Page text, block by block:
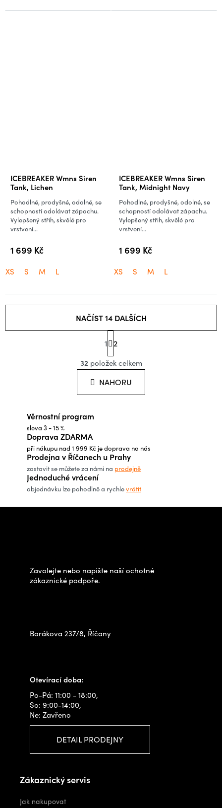
ICEBREAKER Wmns Siren
Tank, Lichen
1 699 Kč
Pohodlné, prodyšné, odolné, se
schopností odolávat zápachu.
Vylepšený střih, skvělé pro
vrstvení...
XS S M L
ICEBREAKER Wmns Siren
Tank, Midnight Navy
1 699 Kč
Pohodlné, prodyšné, odolné, se
schopností odolávat zápachu.
Vylepšený střih, skvělé pro
vrstvení...
XS S M L
O
v
l
á
í
p
r
v
k
y
s
NAČÍST 14 DALŠÍCH
S
t
r
á
n
k
1
2
32 položek celkem
NAHORU
Věrnostní program
sleva 3 - 15 %
Doprava ZDARMA
při nákupu nad 1 999 Kč je doprava na nás
Prodejna v Říčanech u Prahy
zastavit se můžete za námi na prodejně
Jednoduché vrácení
objednávku lze pohodlně a rychlevrátit
Z
Zavolejte nebo napište naší ochotné
zákaznické podpoře.
Barákova 237/8, Říčany
Otevírací doba:
Po-Pá: 11:00 - 18:00,
So: 9:00-14:00,
Ne: Zavřeno
DETAIL PRODEJNY
Zákaznický servis
Jak nakupovat